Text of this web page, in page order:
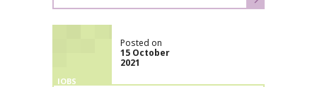
JOBS
Posted on
15 October
2021